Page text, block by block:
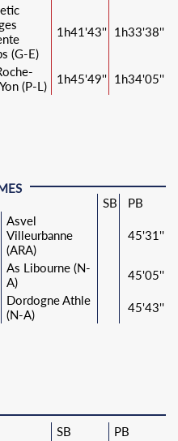
(G-E)
1h41'43'' 1h33'38''
(P-L)
1h45'49'' 1h34'05''
SB
PB
Asvel
Villeurbanne
(ARA)
45'31''
As Libourne (N-
A)
45'05''
Dordogne Athle
(N-A)
45'43''
SB PB